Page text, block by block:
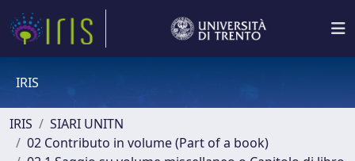
IRIS
IRIS
SIARI UNITN
02 Contributo in volume (Part of a book)